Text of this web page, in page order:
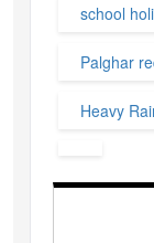
school
Palghar
Heavy